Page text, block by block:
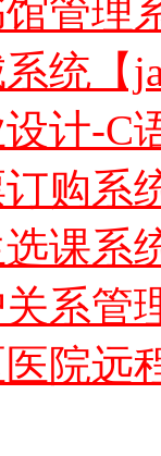
馆管理
系统【
设计-C
订购系
选课系
关系管
医院远